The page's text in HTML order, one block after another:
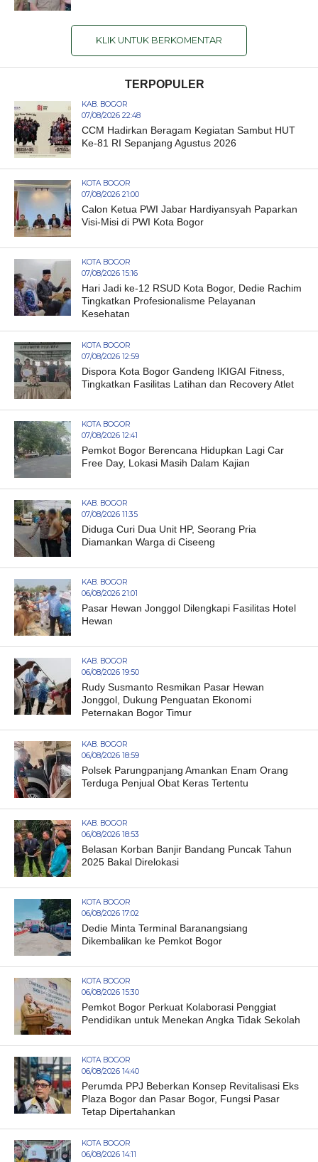
KLIK UNTUK BERKOMENTAR
TERPOPULER
KAB. BOGOR
07/08/2026 22:48
CCM Hadirkan Beragam Kegiatan Sambut HUT
Ke-81 RI Sepanjang Agustus 2026
KOTA BOGOR
07/08/2026 21:00
Calon Ketua PWI Jabar Hardiyansyah Paparkan
Visi-Misi di PWI Kota Bogor
KOTA BOGOR
07/08/2026 15:16
Hari Jadi ke-12 RSUD Kota Bogor, Dedie Rachim
Tingkatkan Profesionalisme Pelayanan
Kesehatan
KOTA BOGOR
07/08/2026 12:59
Dispora Kota Bogor Gandeng IKIGAI Fitness,
Tingkatkan Fasilitas Latihan dan Recovery Atlet
KOTA BOGOR
07/08/2026 12:41
Pemkot Bogor Berencana Hidupkan Lagi Car
Free Day, Lokasi Masih Dalam Kajian
KAB. BOGOR
07/08/2026 11:35
Diduga Curi Dua Unit HP, Seorang Pria
Diamankan Warga di Ciseeng
KAB. BOGOR
06/08/2026 21:01
Pasar Hewan Jonggol Dilengkapi Fasilitas Hotel
Hewan
KAB. BOGOR
06/08/2026 19:50
Rudy Susmanto Resmikan Pasar Hewan
Jonggol, Dukung Penguatan Ekonomi
Peternakan Bogor Timur
KAB. BOGOR
06/08/2026 18:59
Polsek Parungpanjang Amankan Enam Orang
Terduga Penjual Obat Keras Tertentu
KAB. BOGOR
06/08/2026 18:53
Belasan Korban Banjir Bandang Puncak Tahun
2025 Bakal Direlokasi
KOTA BOGOR
06/08/2026 17:02
Dedie Minta Terminal Baranangsiang
Dikembalikan ke Pemkot Bogor
KOTA BOGOR
06/08/2026 15:30
Pemkot Bogor Perkuat Kolaborasi Penggiat
Pendidikan untuk Menekan Angka Tidak Sekolah
KOTA BOGOR
06/08/2026 14:40
Perumda PPJ Beberkan Konsep Revitalisasi Eks
Plaza Bogor dan Pasar Bogor, Fungsi Pasar
Tetap Dipertahankan
KOTA BOGOR
06/08/2026 14:11